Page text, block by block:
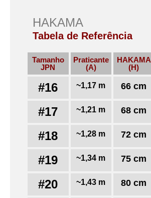
HAKAMA
Tabela de Referência
Tamanho
JPN
Praticante
(A)
HAKAMA
(H)
#16 ~1,17 m 66 cm
#17 ~1,21 m 68 cm
#18 ~1,28 m 72 cm
#19 ~1,34 m 75 cm
#20 ~1,43 m 80 cm